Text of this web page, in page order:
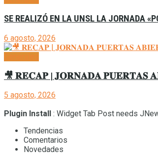
SE REALIZÓ EN LA UNSL LA JORNADA
6 agosto, 2026
🎥 𝐑𝐄𝐂𝐀𝐏 | 𝐉𝐎𝐑𝐍𝐀𝐃𝐀 𝐏𝐔𝐄𝐑𝐓𝐀𝐒
5 agosto, 2026
Plugin Install
: Widget Tab Post needs
Tendencias
Comentarios
Novedades